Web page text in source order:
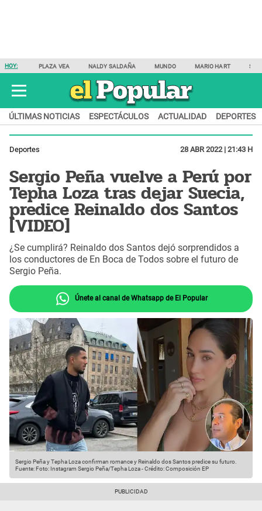
HOY: PLAZA VEA NALDY SALDAÑA MUNDO MARIO HART
ÚLTIMAS NOTICIAS ESPECTÁCULOS ACTUALIDAD DEPORTES
Deportes 28 ABR 2022 | 21:43 H
Sergio Peña vuelve a Perú por
Tepha Loza tras dejar Suecia,
predice Reinaldo dos Santos
[VIDEO]
¿Se cumplirá? Reinaldo dos Santos dejó sorprendidos a
los conductores de En Boca de Todos sobre el futuro de
Sergio Peña.
Únete al canal de Whatsapp de El Popular
Sergio Peña y Tepha Loza confirman romance y Reinaldo dos Santos predice su futuro.
Fuente: Foto: Instagram Sergio Peña/Tepha Loza-Crédito: Composición EP